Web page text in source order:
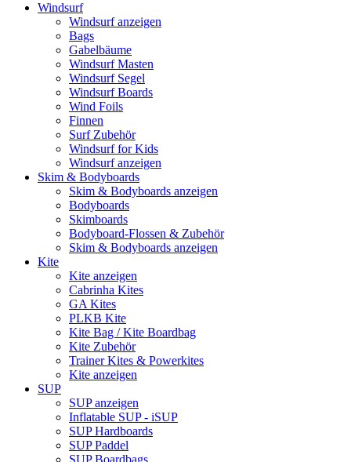
Windsurf
Windsurf anzeigen
Bags
Gabelbäume
Windsurf Masten
Windsurf Segel
Windsurf Boards
Wind Foils
Finnen
Surf Zubehör
Windsurf for Kids
Windsurf anzeigen
Skim & Bodyboards
Skim & Bodyboards anzeigen
Bodyboards
Skimboards
Bodyboard-Flossen & Zubehör
Skim & Bodyboards anzeigen
Kite
Kite anzeigen
Cabrinha Kites
GA Kites
PLKB Kite
Kite Bag / Kite Boardbag
Kite Zubehör
Trainer Kites & Powerkites
Kite anzeigen
SUP
SUP anzeigen
Inflatable SUP - iSUP
SUP Hardboards
SUP Paddel
SUP Boardbags